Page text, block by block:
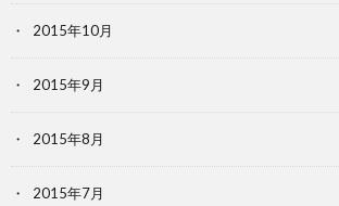
2015年10月
2015年9月
2015年8月
2015年7月